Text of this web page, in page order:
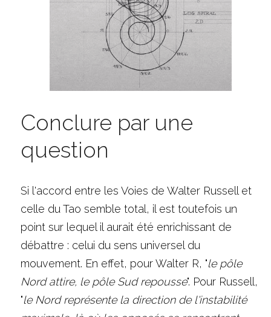
Conclure par une
question
Si l'accord entre les Voies de Walter Russell et
celle du Tao semble total, il est toutefois un
point sur lequel il aurait été enrichissant de
débattre : celui du sens universel du
mouvement. En effet, pour Walter R, "le pôle
Nord attire, le pôle Sud repousse". Pour Russell,
"le Nord représente la direction de l'instabilité